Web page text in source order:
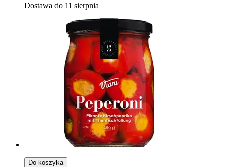
Dostawa do 11 sierpnia
Do koszyka